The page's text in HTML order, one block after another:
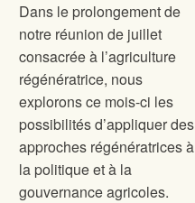
Dans le prolongement de
notre réunion de juillet
consacrée à l’agriculture
régénératrice, nous
explorons ce mois-ci les
possibilités d’appliquer des
approches régénératrices à
la politique et à la
gouvernance agricoles.